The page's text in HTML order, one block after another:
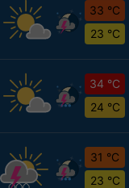
33 °C
23 °C
34 °C
24 °C
31 °C
23 °C